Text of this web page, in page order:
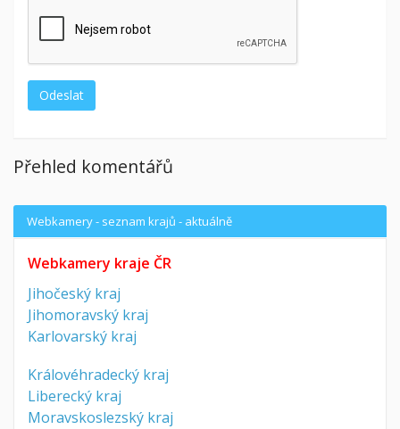
Přehled komentářů
Webkamery - seznam krajů - aktuálně
Webkamery kraje ČR
Jihočeský kraj
Jihomoravský kraj
Karlovarský kraj
Královéhradecký kraj
Liberecký kraj
Moravskoslezský kraj